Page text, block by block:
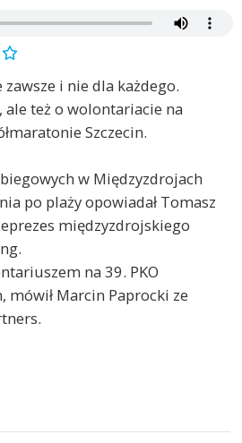
i nie dla każdego.
też o wolontariacie na
Szczecin.
w Międzyzdrojach
po plaży opowiadał Tomasz
międzyzdrojskiego
na 39. PKO
mówił Marcin Paprocki ze